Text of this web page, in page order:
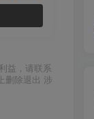
益，请联系
删除退出 涉